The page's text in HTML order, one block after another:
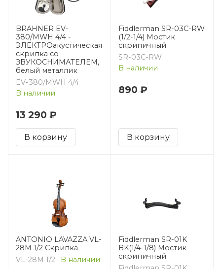
BRAHNER EV-
380/MWH 4/4 -
ЭЛЕКТРОакустическая
скрипка со
ЗВУКОСНИМАТЕЛЕМ,
белый металлик
EV-380/MWH 4/4
В наличии
13 290 ₽
В корзину
Fiddlerman SR-03C-RW
(1/2-1/4) Мостик
скрипичный
SR-03C-RW
В наличии
890 ₽
В корзину
ANTONIO LAVAZZA VL-
28M 1/2 Скрипка
VL-28M 1/2
В наличии
Fiddlerman SR-01K
BK(1/4-1/8) Мостик
скрипичный